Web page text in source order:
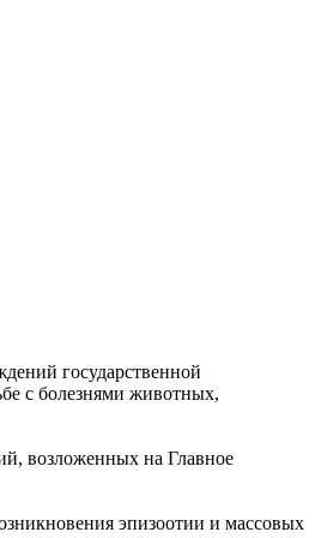
государственной
с болезнями животных,
возложенных на Главное
эпизоотии и массовых